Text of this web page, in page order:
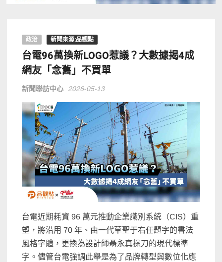
政治 新聞來源:品觀點
台電96萬換新LOGO惹議？大數據揭4成
網友「念舊」不買單
新聞聯訪中心 2026-05-13
台電近期耗資 96 萬元推動企業識別系統（CIS）重
塑，將沿用 70 年、由一代草聖于右任題字的書法
風格字體，更換為設計師聶永真操刀的現代標準
字。儘管台電強調此舉是為了品牌轉型與數位化應